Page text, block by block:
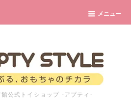
メニュー
公式トイショップ -アプティ-